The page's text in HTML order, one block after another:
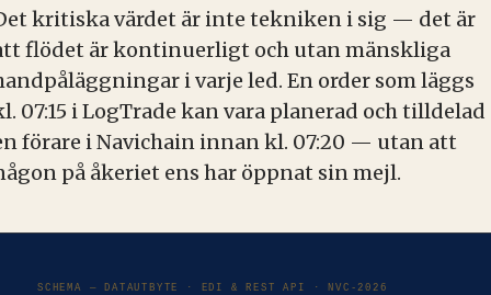
kritiska värdet är inte tekniken i sig — det är
flödet är kontinuerligt och utan mänskliga
i varje led. En order som läggs
07:15 i LogTrade kan vara planerad och tilldelad
förare i Navichain innan kl. 07:20 — utan att
på åkeriet ens har öppnat sin mejl.
SCHEMA — DATAUTBYTE · EDI & REST API · NVC-2026